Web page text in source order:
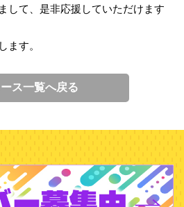
して、是非応援していただけます
ます。
ス一覧へ戻る